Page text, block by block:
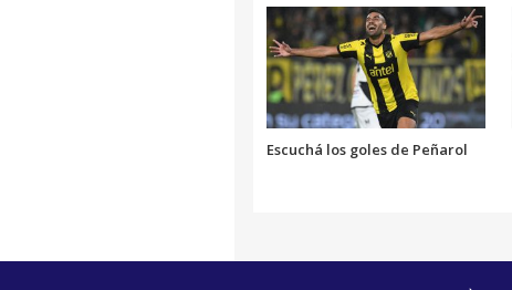
Escuchá los goles de Peñarol